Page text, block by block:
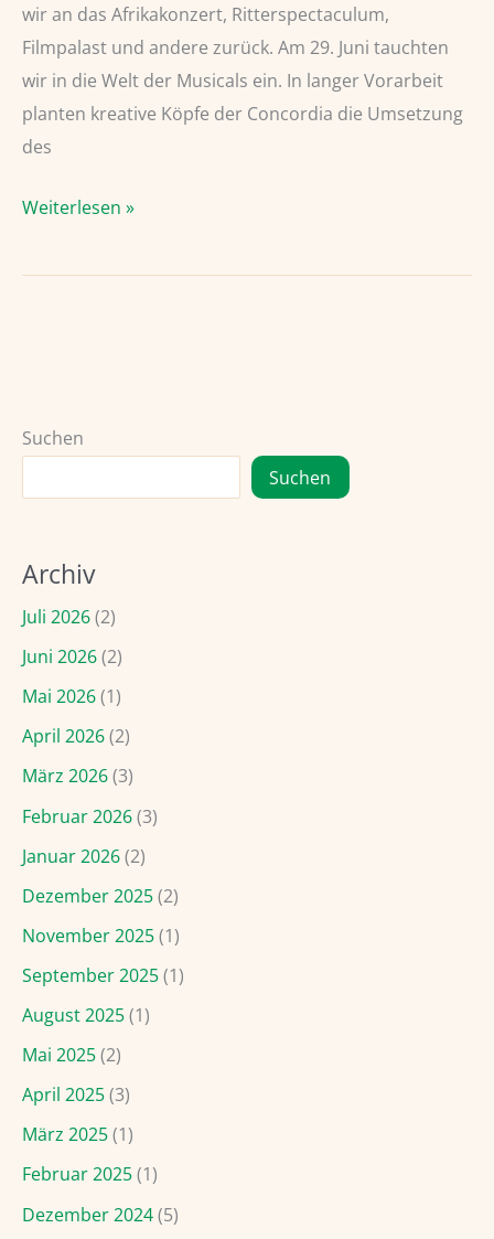
Suchen
Suchen
Archiv
Juli 2026(2)
Juni 2026(2)
Mai 2026(1)
April 2026(2)
März 2026(3)
Februar 2026(3)
Januar 2026(2)
Dezember 2025(2)
November 2025(1)
September 2025(1)
August 2025(1)
Mai 2025(2)
April 2025(3)
März 2025(1)
Februar 2025(1)
Dezember 2024(5)
wir an das Afrikakonzert, Ritterspectaculum,
Filmpalast und andere zurück. Am 29. Juni tauchten
wir in die Welt der Musicals ein. In langer Vorarbeit
planten kreative Köpfe der Concordia die Umsetzung
des
Unser
„Musical
Weiterlesen »